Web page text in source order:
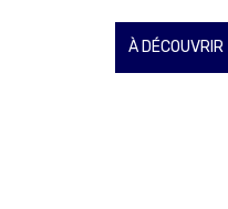
À DÉCOUVRIR